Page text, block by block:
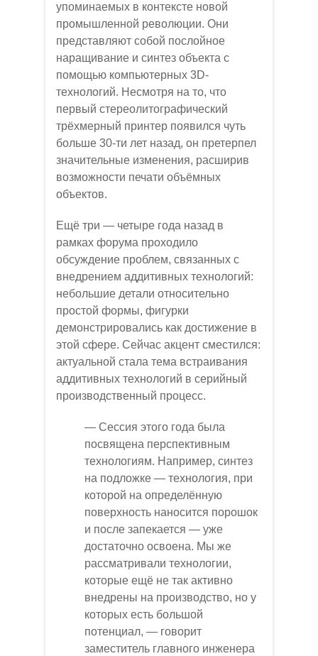
упоминаемых в контексте новой
промышленной революции. Они
представляют собой послойное
наращивание и синтез объекта с
помощью компьютерных 3D-
технологий. Несмотря на то, что
первый стереолитографический
трёхмерный принтер появился чуть
больше 30-ти лет назад, он претерпел
значительные изменения, расширив
возможности печати объёмных
объектов.
Ещё три — четыре года назад в
рамках форума проходило
обсуждение проблем, связанных с
внедрением аддитивных технологий:
небольшие детали относительно
простой формы, фигурки
демонстрировались как достижение в
этой сфере. Сейчас акцент сместился:
актуальной стала тема встраивания
аддитивных технологий в серийный
производственный процесс.
— Сессия этого года была
посвящена перспективным
технологиям. Например, синтез
на подложке — технология, при
которой на определённую
поверхность наносится порошок
и после запекается — уже
достаточно освоена. Мы же
рассматривали технологии,
которые ещё не так активно
внедрены на производство, но у
которых есть большой
потенциал, — говорит
заместитель главного инженера